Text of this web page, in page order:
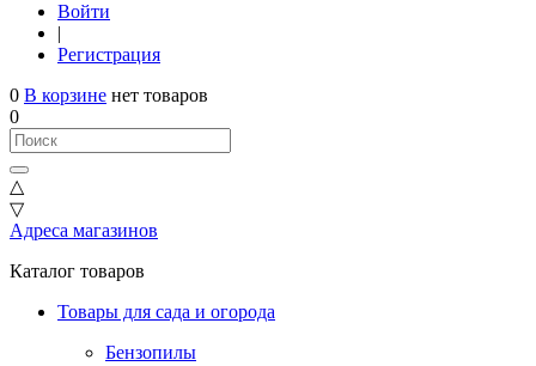
Войти
|
Регистрация
0 В корзине нет товаров
0
△
▽
Адреса магазинов
Каталог товаров
Товары для сада и огорода
Бензопилы